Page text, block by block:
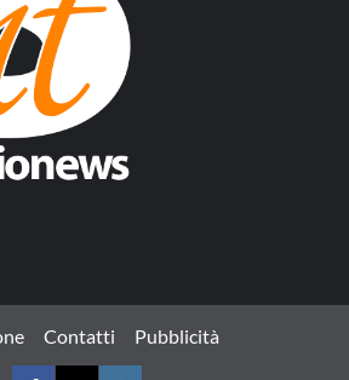
Contatti Pubblicità